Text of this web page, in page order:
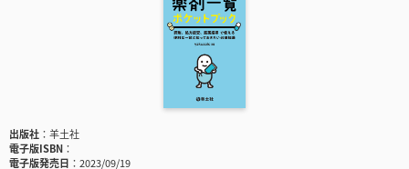
出版社
羊土社
電子版ISBN
電子版発売日
2023/09/19